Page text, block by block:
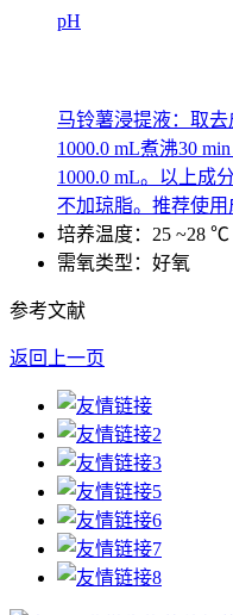
pH
马铃薯浸提液：取
1000.0 mL煮沸30
1000.0 mL。以上成
不加琼脂。推荐使用
培养温度：25 ~28 ℃
需氧类型：好氧
参考文献
返回上一页